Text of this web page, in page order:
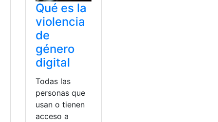
Qué es la
violencia
de
género
digital
Todas las
personas que
usan o tienen
acceso a